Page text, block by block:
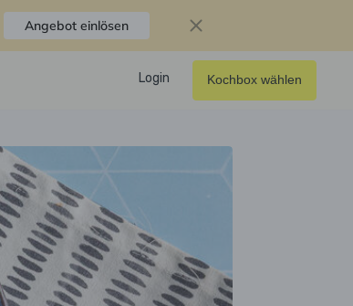
Angebot einlösen
Login Kochbox wählen